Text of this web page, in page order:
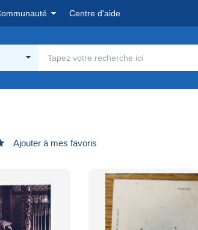
Centre d'aide
Ajouter à mes favoris